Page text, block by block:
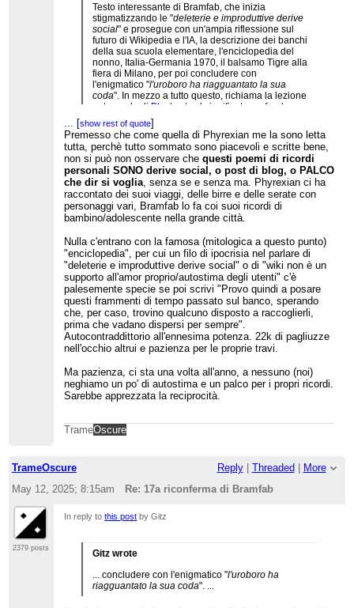
Testo interessante di Bramfab, che inizia
stigmatizzando le "deleterie e improduttive derive
social" e prosegue con un'ampia riflessione sul
futuro di Wikipedia e l'IA, la descrizione dei banchi
della sua scuola elementare, l'enciclopedia del
nonno, Italia-Germania 1970, il balsamo Tigre alla
fiera di Milano, per poi concludere con
l'enigmatico "l'uroboro ha riagguantato la sua
coda". In mezzo a tutto questo, richiama la lezione
autorevole di Blackcat sul significato profondo
della Wikiquette e linka a una pagina
indimenticabile di democrazia wikipediana - l'11a
riconferma di Phyrexian, cioè una procedura da
84 KB che ha prodotto 108 KB diRdP sul
comportamentodel riconfermato...
Ben fatto, Bramfab!
... [show rest of quote]
Premesso che come quella di Phyrexian me la sono letta
tutta, perchè tutto sommato sono piacevoli e scritte bene,
non si può non osservare chequesti poemi di ricordi
personali SONO derive social, o post di blog, o PALCO
che dir si voglia, senza se e senza ma. Phyrexian ci ha
raccontato dei suoi viaggi, delle birre e delle serate con
personaggi vari, Bramfab lo fa coi suoi ricordi di
bambino/adolescente nella grande città.
Nulla c'entrano con la famosa (mitologica a questo punto)
"enciclopedia", per cui un filo di ipocrisia nel parlare di
"deleterie e improduttive derive social" o di "wiki non è un
supporto all'amor proprio/autostima degli utenti" c'è
palesemente specie se poi scrivi "Provo quindi a posare
questi frammenti di tempo passato sul banco, sperando
che, per caso, trovino qualcuno disposto a raccoglierli,
prima che vadano dispersi per sempre".
Autocontraddittorio all'ennesima potenza. 22k di pagliuzze
nell'occhio altrui e pazienza per le proprie travi.
Ma pazienza, ci sta una volta all'anno, a nessuno (noi)
neghiamo un po' di autostima e un palco per i propri ricordi.
Sarebbe apprezzata la reciprocità.
TrameOscure
TrameOscure Reply| Threaded
More
May 12, 2025; 8:15am
Re: 17a riconferma di Bramfab
2379 posts
In reply tothis post by Gitz
Gitz wrote
... concludere con l'enigmatico "l'uroboro ha
riagguantato la sua coda". ...